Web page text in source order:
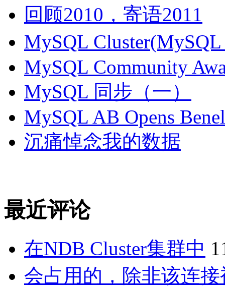
回顾2010，寄语2011
MySQL
MySQL Community
MySQL 同步（一）
MySQL AB Opens
沉痛悼念我的数据
最近评论
在NDB Cluster集群中
会占用的，除非该连